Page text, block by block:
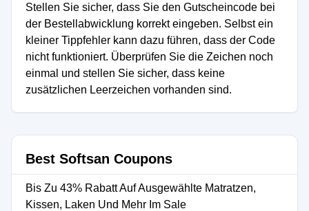
Stellen Sie sicher, dass Sie den Gutscheincode bei
der Bestellabwicklung korrekt eingeben. Selbst ein
kleiner Tippfehler kann dazu führen, dass der Code
nicht funktioniert. Überprüfen Sie die Zeichen noch
einmal und stellen Sie sicher, dass keine
zusätzlichen Leerzeichen vorhanden sind.
Best Softsan Coupons
Bis Zu 43% Rabatt Auf Ausgewählte Matratzen,
Kissen, Laken Und Mehr Im Sale